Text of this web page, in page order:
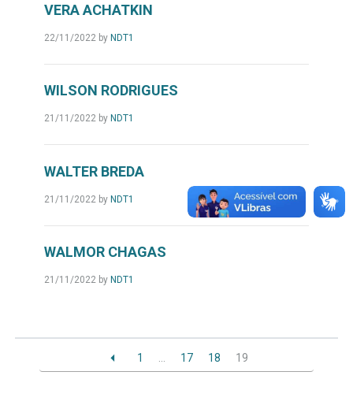
VERA ACHATKIN
22/11/2022by NDT1
WILSON RODRIGUES
21/11/2022by NDT1
WALTER BREDA
21/11/2022 by NDT1
WALMOR CHAGAS
21/11/2022by NDT1
1 … 17 18 19